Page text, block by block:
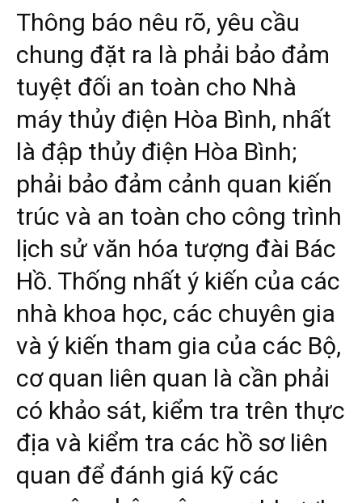
Thông báo nêu rõ, yêu cầu
chung đặt ra là phải bảo đảm
tuyệt đối an toàn cho Nhà
máy thủy điện Hòa Bình, nhất
là đập thủy điện Hòa Bình;
phải bảo đảm cảnh quan kiến
trúc và an toàn cho công trình
lịch sử văn hóa tượng đài Bác
Hồ. Thống nhất ý kiến của các
nhà khoa học, các chuyên gia
và ý kiến tham gia của các Bộ,
cơ quan liên quan là cần phải
có khảo sát, kiểm tra trên thực
địa và kiểm tra các hồ sơ liên
quan để đánh giá kỹ các